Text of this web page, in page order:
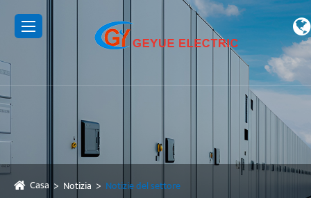
Casa Notizia Notizie del settore